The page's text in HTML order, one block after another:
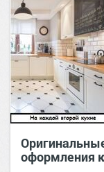
оформления